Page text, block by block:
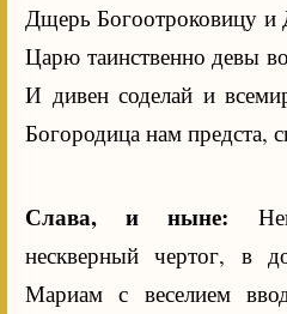
Дщерь Богоотроковицу и
Царю таинственно девы
И дивен соделай и
Богородица нам предста,
Слава, и ныне:
нескверный чертог, в
Мариам с веселием